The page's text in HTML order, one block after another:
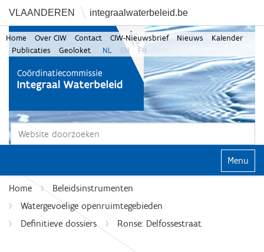
VLAANDEREN integraalwaterbeleid.be
Zoek
Home Over CIW Contact CIW-Nieuwsbrief Nieuws
Kalender
Publicaties
Geoloket NL EN FR
Klap
Home
Beleidsinstrumenten
Watergevoelige openruimtegebieden
Definitieve dossiers
Ronse: Delfossestraat